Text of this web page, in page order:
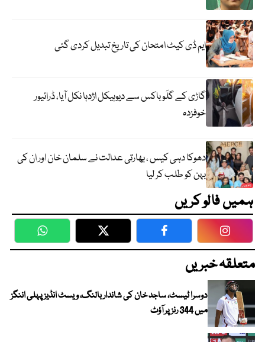
ایم ڈی کیٹ امتحان کی تاریخ تبدیل کردی گئی
گاڑی کے گلَو باکس سے دیوہیکل اژدہا نکل آیا، ڈرائیور
خوفزدہ
دھوکا دہی کیس ، بھارتی عدالت نے سلمان خان اور ان کی
بہن کو طلب کر لیا
ہمیں فالو کریں
WhatsApp Twitter Facebook
متعلقہ خبریں
دوسرا ٹیسٹ، ساجد خان کی شاندار بالنگ، ویسٹ انڈیز پہلی اننگز
میں 344 رنز پر آؤٹ